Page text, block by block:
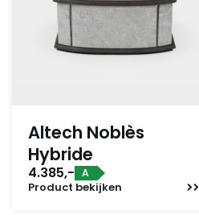
Altech Noblès
Hybride
4.385,- A
Product bekijken